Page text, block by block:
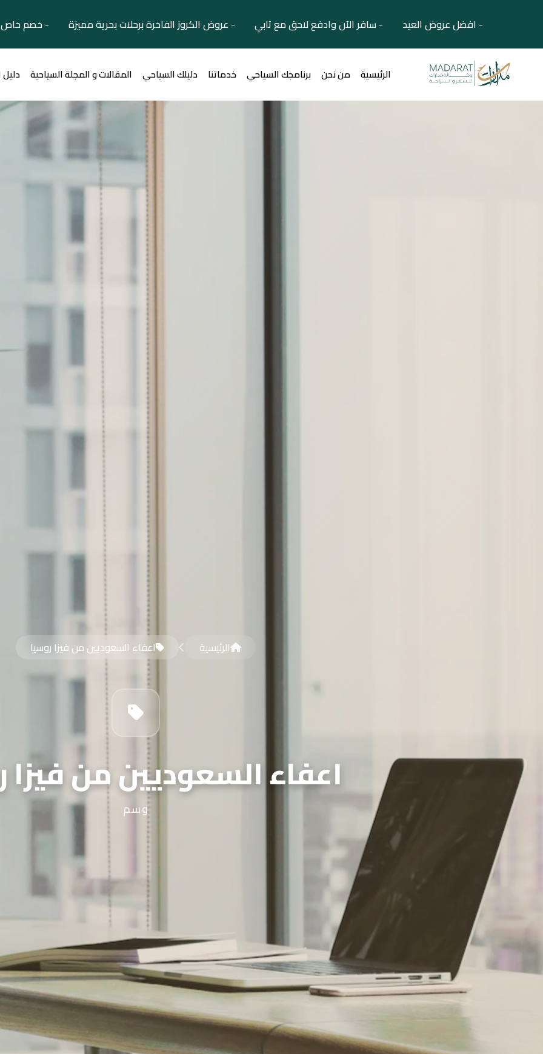
- افضل عروض العيد - سافر الآن وادفع لاحق مع تابي - عروض الكروز الفاخرة برحلات بحرية مميزة - خصم
الرئيسية من نحن برنامجك السياحي خدماتنا دليلك السياحي المقالات و المجلة السياحية
الرئيسية اعفاء السعوديين من فيزا روسيا
اعفاء السعوديين من فيزا
وسم